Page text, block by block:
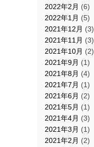
2022年2月 (6)
2022年1月 (5)
2021年12月 (3)
2021年11月 (3)
2021年10月 (2)
2021年9月 (1)
2021年8月 (4)
2021年7月 (1)
2021年6月 (2)
2021年5月 (1)
2021年4月 (3)
2021年3月 (1)
2021年2月 (2)